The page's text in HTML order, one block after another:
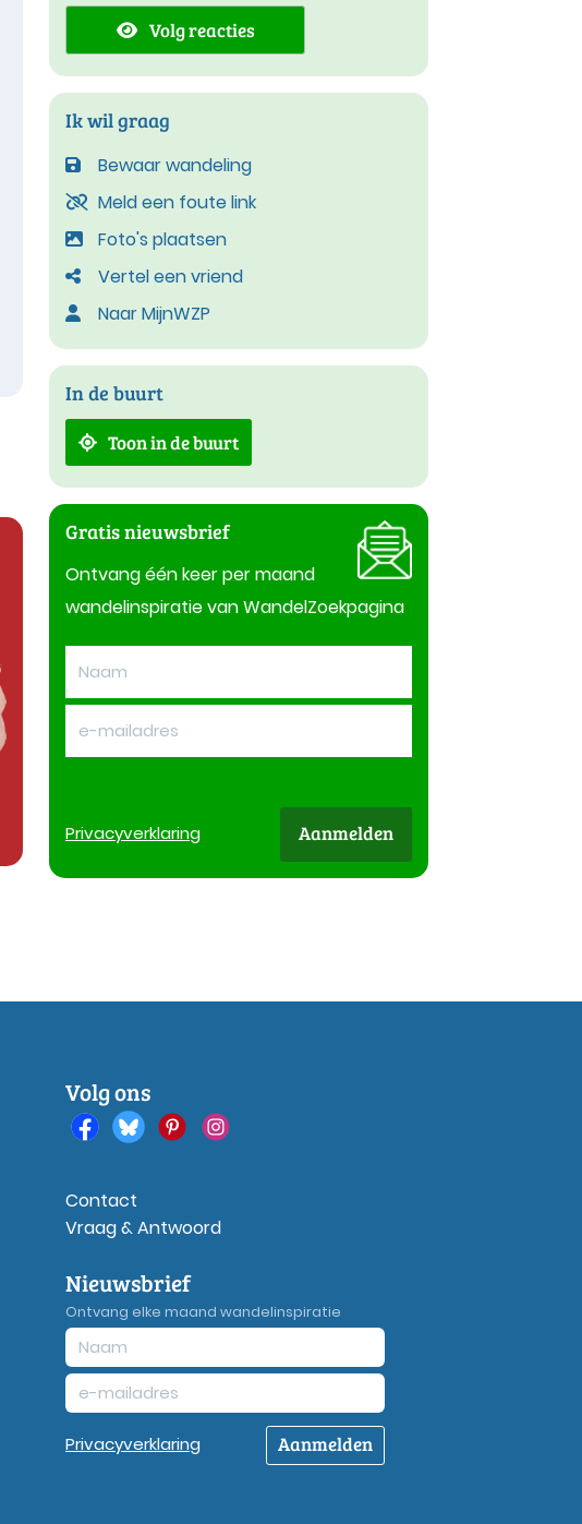
Volg reacties
Ik wil graag
Bewaar wandeling
Meld een foute link
Foto's plaatsen
Vertel een vriend
Naar MijnWZP
In de buurt
Toon in de buurt
Gratis nieuwsbrief
Ontvang één keer per maand
wandelinspiratie van WandelZoekpagina
Privacyverklaring Aanmelden
Volg ons
Contact
Vraag & Antwoord
Nieuwsbrief
Ontvang elke maand wandelinspiratie
Privacyverklaring Aanmelden